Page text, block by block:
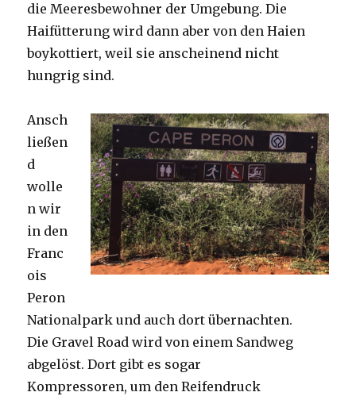
die Meeresbewohner der Umgebung. Die
Haifütterung wird dann aber von den Haien
boykottiert, weil sie anscheinend nicht
hungrig sind.
Ansch
ließen
d
wolle
n wir
in den
Franc
ois
Peron
Nationalpark und auch dort übernachten.
Die Gravel Road wird von einem Sandweg
abgelöst. Dort gibt es sogar
Kompressoren, um den Reifendruck